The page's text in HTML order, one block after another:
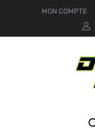
MON COMPTE